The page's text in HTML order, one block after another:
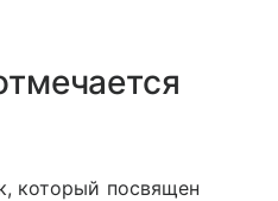
который посвящен